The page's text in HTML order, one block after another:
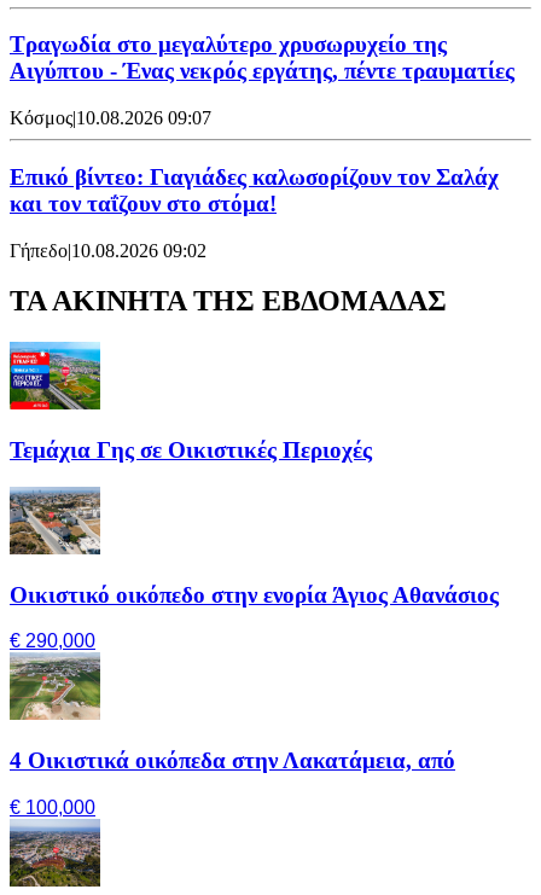
Τραγωδία στο μεγαλύτερο χρυσωρυχείο της
Αιγύπτου - Ένας νεκρός εργάτης, πέντε τραυματίες
Κόσμος|10.08.2026 09:07
Επικό βίντεο: Γιαγιάδες καλωσορίζουν τον Σαλάχ
και τον ταΐζουν στο στόμα!
Γήπεδο|10.08.2026 09:02
ΤΑ ΑΚΙΝΗΤΑ ΤΗΣ ΕΒΔΟΜΑΔΑΣ
Τεμάχια Γης σε Οικιστικές Περιοχές
Οικιστικό οικόπεδο στην ενορία Άγιος Αθανάσιος
€ 290,000
4 Οικιστικά οικόπεδα στην Λακατάμεια, από
€ 100,000